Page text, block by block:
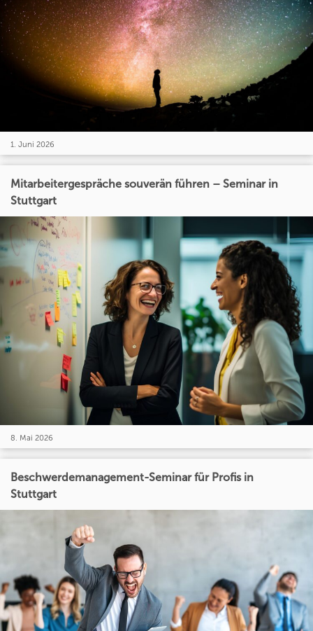
1. Juni 2026
Mitarbeitergespräche souverän führen – Seminar in
Stuttgart
8. Mai 2026
Beschwerdemanagement-Seminar für Profis in
Stuttgart